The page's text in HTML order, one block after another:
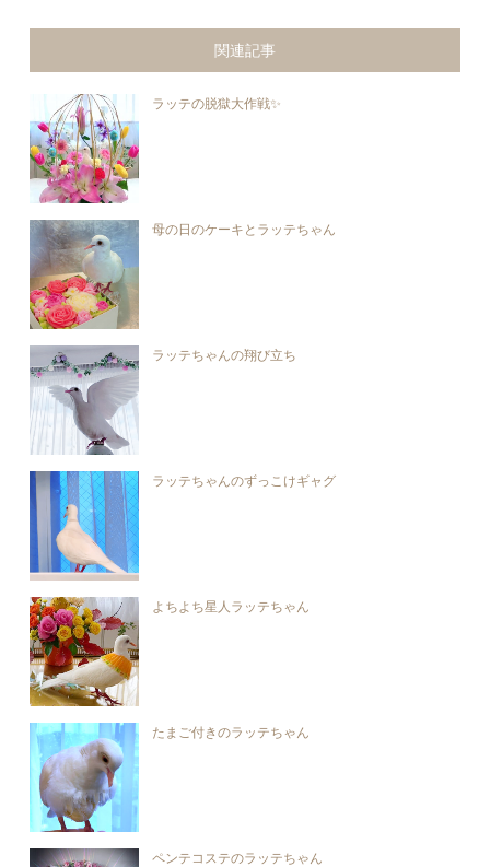
関連記事
ラッテの脱獄大作戦✨
母の日のケーキとラッテちゃん
ラッテちゃんの翔び立ち
ラッテちゃんのずっこけギャグ
よちよち星人ラッテちゃん
たまご付きのラッテちゃん
ペンテコステのラッテちゃん